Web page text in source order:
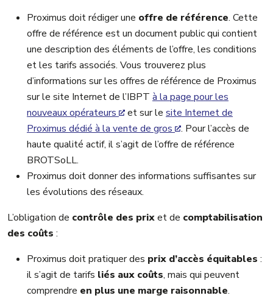
Proximus doit rédiger une offre de référence. Cette
offre de référence est un document public qui contient
une description des éléments de l’offre, les conditions
et les tarifs associés. Vous trouverez plus
d’informations sur les offres de référence de Proximus
sur le site Internet de l’IBPT à la page pour les
nouveaux opérateurs
et sur le site Internet de
Proximus dédié à la vente de gros
. Pour l’accès de
haute qualité actif, il s’agit de l’offre de référence
BROTSoLL.
Proximus doit donner des informations suffisantes sur
les évolutions des réseaux.
L’obligation de contrôle des prixet de comptabilisation
des coûts :
Proximus doit pratiquer des prix d’accès équitables :
il s’agit de tarifs liés aux coûts, mais qui peuvent
comprendre en plus une marge raisonnable.